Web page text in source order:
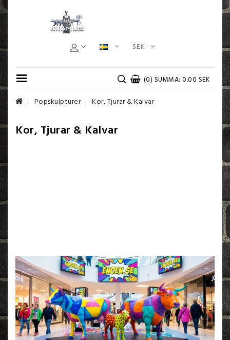
SEK
(0) SUMMA: 0.00 SEK
Popskulpturer Kor, Tjurar & Kalvar
Kor, Tjurar & Kalvar